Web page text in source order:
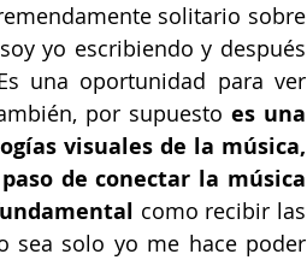
solitario sobre
yo escribiendo y después
una oportunidad para ver
por supuesto es una
visuales de la música,
de conectar la música
como recibir las
sea solo yo me hace poder